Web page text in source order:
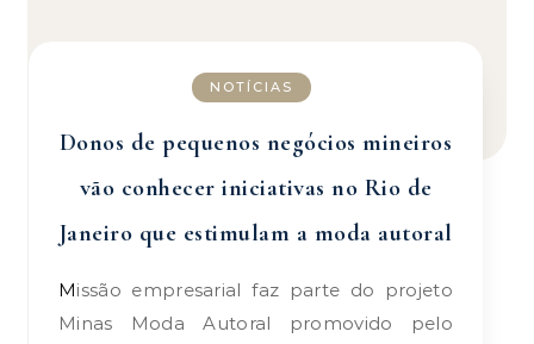
NOTÍCIAS
Donos de pequenos negócios mineiros
vão conhecer iniciativas no Rio de
Janeiro que estimulam a moda autoral
Missão empresarial faz parte do projeto
Minas Moda Autoral promovido pelo